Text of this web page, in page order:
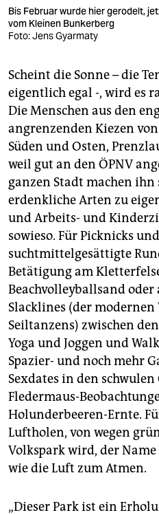
Bis Februar wurde hier gerodelt,
vom Kleinen Bunkerberg
Foto: Jens Gyarmaty
Scheint die Sonne – die
eigentlich egal -, wird es
Die Menschen aus den
angrenzenden Kiezen
Süden und Osten,
weil gut an den ÖPNV
ganzen Stadt machen
erdenkliche Arten zu
und Arbeits- und
sowieso. Für Picknicks
suchtmittelgesättigte
Betätigung am
Beachvolleyballsand
Slacklines (der modernen
Seiltanzens) zwischen
Yoga und Joggen und
Spazier- und noch mehr
Sexdates in den
Fledermaus-
Holunderbeeren-Ernte.
Luftholen, von wegen
Volkspark wird, der
wie die Luft zum Atmen.
„Dieser Park ist ein